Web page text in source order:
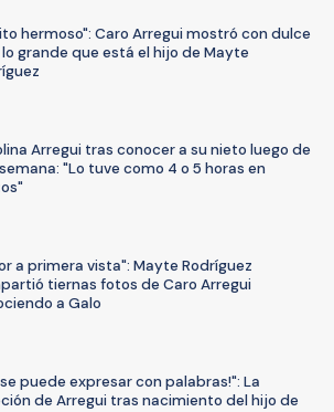
hermoso": Caro Arregui mostró con dulce
grande que está el hijo de Mayte
Arregui tras conocer a su nieto luego de
"Lo tuve como 4 o 5 horas en
a primera vista": Mayte Rodríguez
tiernas fotos de Caro Arregui
a Galo
se puede expresar con palabras!": La
de Arregui tras nacimiento del hijo de